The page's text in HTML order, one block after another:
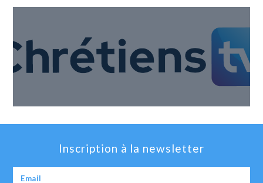
Inscription à la newsletter